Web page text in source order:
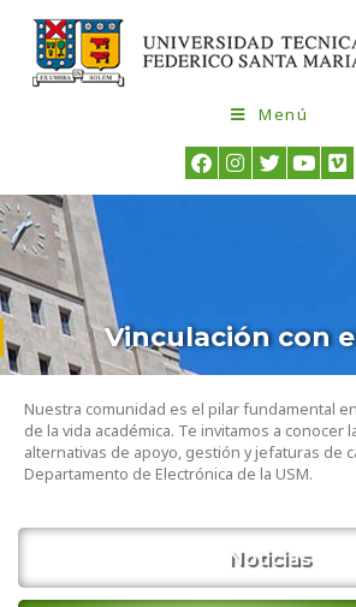
Menú
Vinculación con
Nuestra comunidad es el pilar fundamental
de la vida académica. Te invitamos a conocer
alternativas de apoyo, gestión y jefaturas de
Departamento de Electrónica de la USM.
Noticias